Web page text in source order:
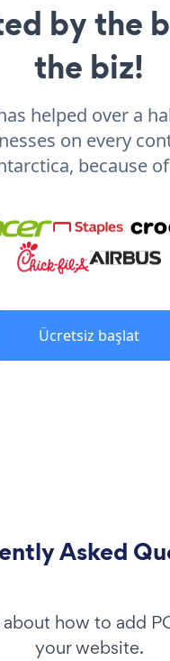
by the
the biz!
helped over a
on every
because
Ücretsiz başlat
Asked
about how to add
your website.